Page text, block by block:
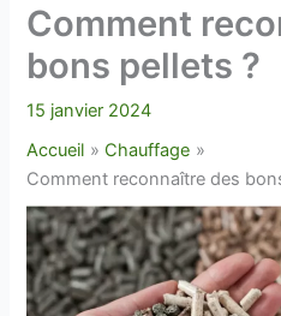
Comment
bons pellets ?
15 janvier 2024
Accueil
Chauffage
Comment reconnaître des